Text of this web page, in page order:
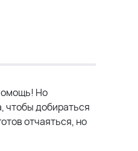
Но
чтобы добираться
отчаяться, но